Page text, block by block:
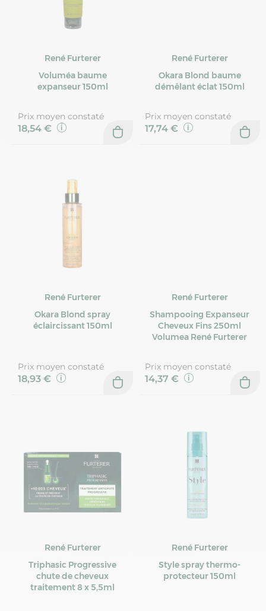
René Furterer
Voluméa baume
expanseur 150ml
Prix moyen constaté
18,54 €
René Furterer
Okara Blond baume
démêlant éclat 150ml
Prix moyen constaté
17,74 €
René Furterer
Okara Blond spray
éclaircissant 150ml
Prix moyen constaté
18,93 €
René Furterer
Shampooing Expanseur
Cheveux Fins 250ml
Volumea René Furterer
Prix moyen constaté
14,37 €
René Furterer
Triphasic Progressive
chute de cheveux
traitement 8 x 5,5ml
René Furterer
Style spray thermo-
protecteur 150ml